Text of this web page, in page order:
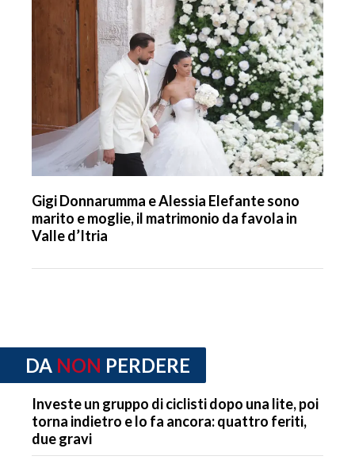
Gigi Donnarumma e Alessia Elefante sono
marito e moglie, il matrimonio da favola in
Valle d’Itria
DA NON PERDERE
Investe un gruppo di ciclisti dopo una lite, poi
torna indietro e lo fa ancora: quattro feriti,
due gravi